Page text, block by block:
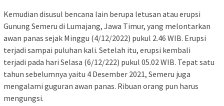
Kemudian disusul bencana lain berupa letusan atau erupsi
Gunung Semeru di Lumajang, Jawa Timur, yang melontarkan
awan panas sejak Minggu (4/12/2022) pukul 2.46 WIB. Erupsi
terjadi sampai puluhan kali. Setelah itu, erupsi kembali
terjadi pada hari Selasa (6/12/222) pukul 05.02 WIB. Tepat satu
tahun sebelumnya yaitu 4 Desember 2021, Semeru juga
mengalami guguran awan panas. Ribuan orang pun harus
mengungsi.